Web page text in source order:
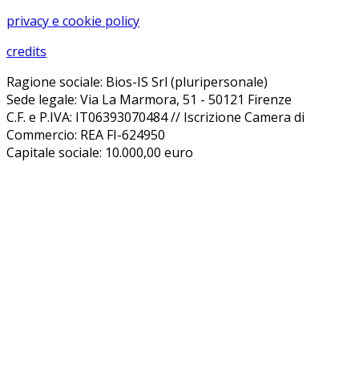
privacy e cookie policy
credits
Ragione sociale: Bios-IS Srl (pluripersonale)
Sede legale: Via La Marmora, 51 - 50121 Firenze
C.F. e P.IVA: IT06393070484 // Iscrizione Camera di
Commercio: REA FI-624950
Capitale sociale: 10.000,00 euro